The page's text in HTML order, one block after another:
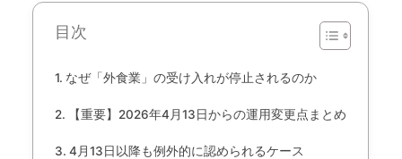
目次
なぜ「外食業」の受け入れが停止されるのか
【重要】2026年4月13日からの運用変更点まとめ
4月13日以降も例外的に認められるケース